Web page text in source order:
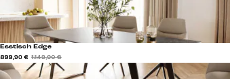
Esstisch Edge
899,90 € 1.149,90 €